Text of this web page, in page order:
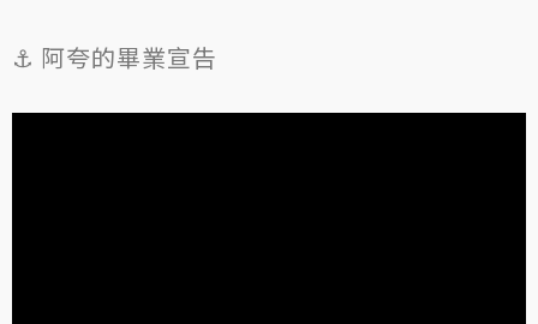
⚓ 阿夸的畢業宣告